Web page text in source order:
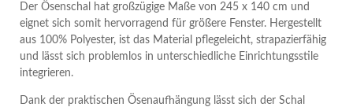
Der Ösenschal hat großzügige Maße von 245 x 140 cm und
eignet sich somit hervorragend für größere Fenster. Hergestellt
aus 100% Polyester, ist das Material pflegeleicht, strapazierfähig
und lässt sich problemlos in unterschiedliche Einrichtungsstile
integrieren.
Dank der praktischen Ösenaufhängung lässt sich der Schal